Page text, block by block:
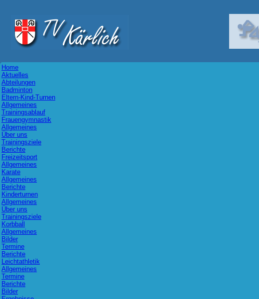
Home
Aktuelles
Abteilungen
Badminton
Eltern-Kind-Turnen
Allgemeines
Trainingsablauf
Frauengymnastik
Allgemeines
Über uns
Trainingsziele
Berichte
Freizeitsport
Allgemeines
Karate
Allgemeines
Berichte
Kinderturnen
Allgemeines
Über uns
Trainingsziele
Korbball
Allgemeines
Bilder
Termine
Berichte
Leichtathletik
Allgemeines
Termine
Berichte
Bilder